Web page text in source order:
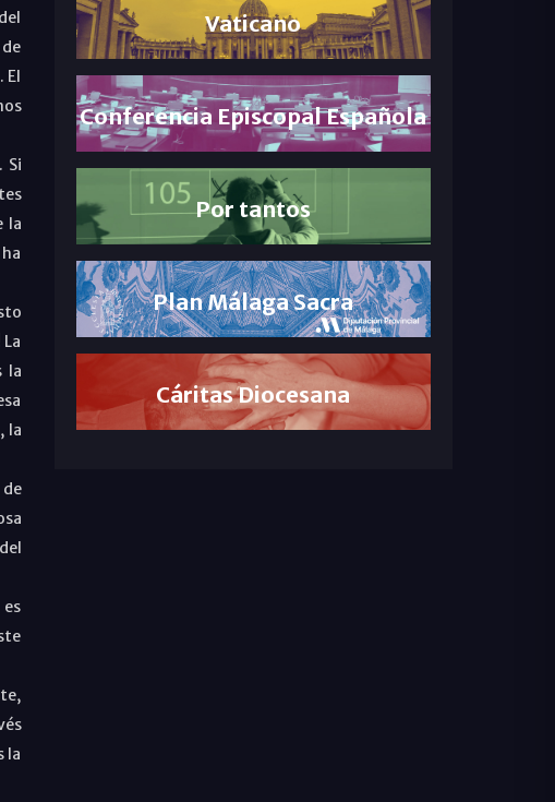
El
Si
la
la
la
la
Vaticano
Conferencia Episcopal Española
Por tantos
Plan Málaga Sacra
Cáritas Diocesana